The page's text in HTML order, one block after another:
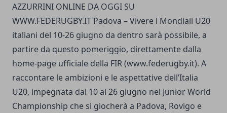
AZZURRINI ONLINE DA OGGI SU
WWW.FEDERUGBY.IT Padova – Vivere i Mondiali U20
italiani del 10-26 giugno da dentro sarà possibile, a
partire da questo pomeriggio, direttamente dalla
home-page ufficiale della FIR (www.federugby.it). A
raccontare le ambizioni e le aspettative dell’Italia
U20, impegnata dal 10 al 26 giugno nel Junior World
Championship che si giocherà a Padova, Rovigo e